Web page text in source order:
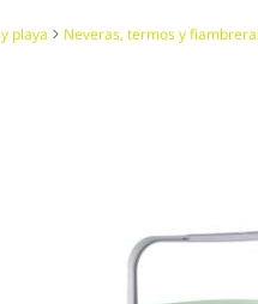
playa Neveras, termos y